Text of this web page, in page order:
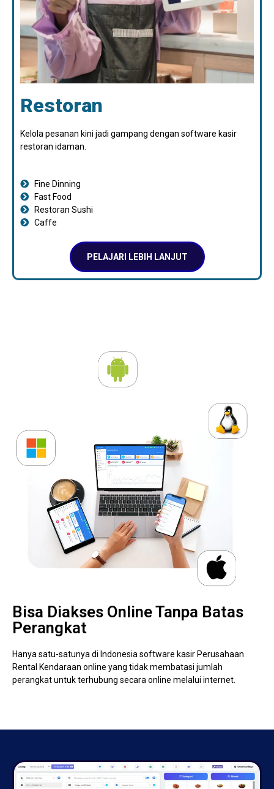
Restoran
Kelola pesanan kini jadi gampang dengan software kasir
restoran idaman.
Fine Dinning
Fast Food
Restoran Sushi
Caffe
PELAJARI LEBIH LANJUT
Bisa Diakses Online Tanpa Batas
Perangkat
Hanya satu-satunya di Indonesia software kasir Perusahaan
Rental Kendaraan online yang tidak membatasi jumlah
perangkat untuk terhubung secara online melalui internet.